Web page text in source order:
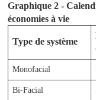
Graphique 2 -
économies à vie
Type de système
Monofacial
Bi-Facial